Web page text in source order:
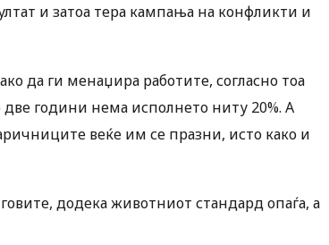
и затоа тера кампања на конфликти и
да ги менаџира работите, согласно тоа
години нема исполнето ниту 20%. А
веќе им се празни, исто како и
додека животниот стандард опаѓа, а